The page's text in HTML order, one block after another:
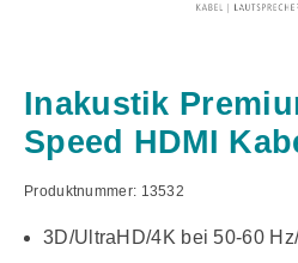
Inakustik
Speed HDMI
Produktnummer: 13532
3D/UltraHD/4K bei 50-60